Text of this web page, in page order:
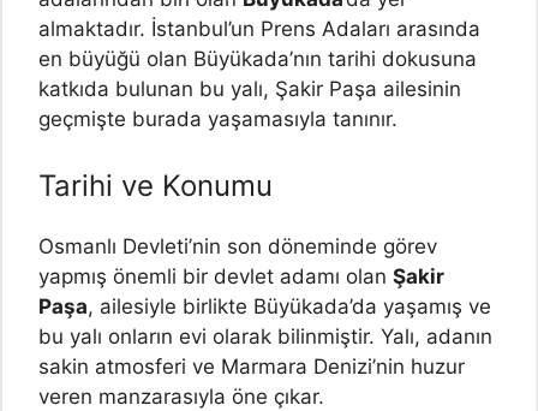
almaktadır. İstanbul’un Prens Adaları arasında
en büyüğü olan Büyükada’nın tarihi dokusuna
katkıda bulunan bu yalı, Şakir Paşa ailesinin
geçmişte burada yaşamasıyla tanınır.
Tarihi ve Konumu
Osmanlı Devleti’nin son döneminde görev
yapmış önemli bir devlet adamı olan Şakir
Paşa, ailesiyle birlikte Büyükada’da yaşamış ve
bu yalı onların evi olarak bilinmiştir. Yalı, adanın
sakin atmosferi ve Marmara Denizi’nin huzur
veren manzarasıyla öne çıkar.